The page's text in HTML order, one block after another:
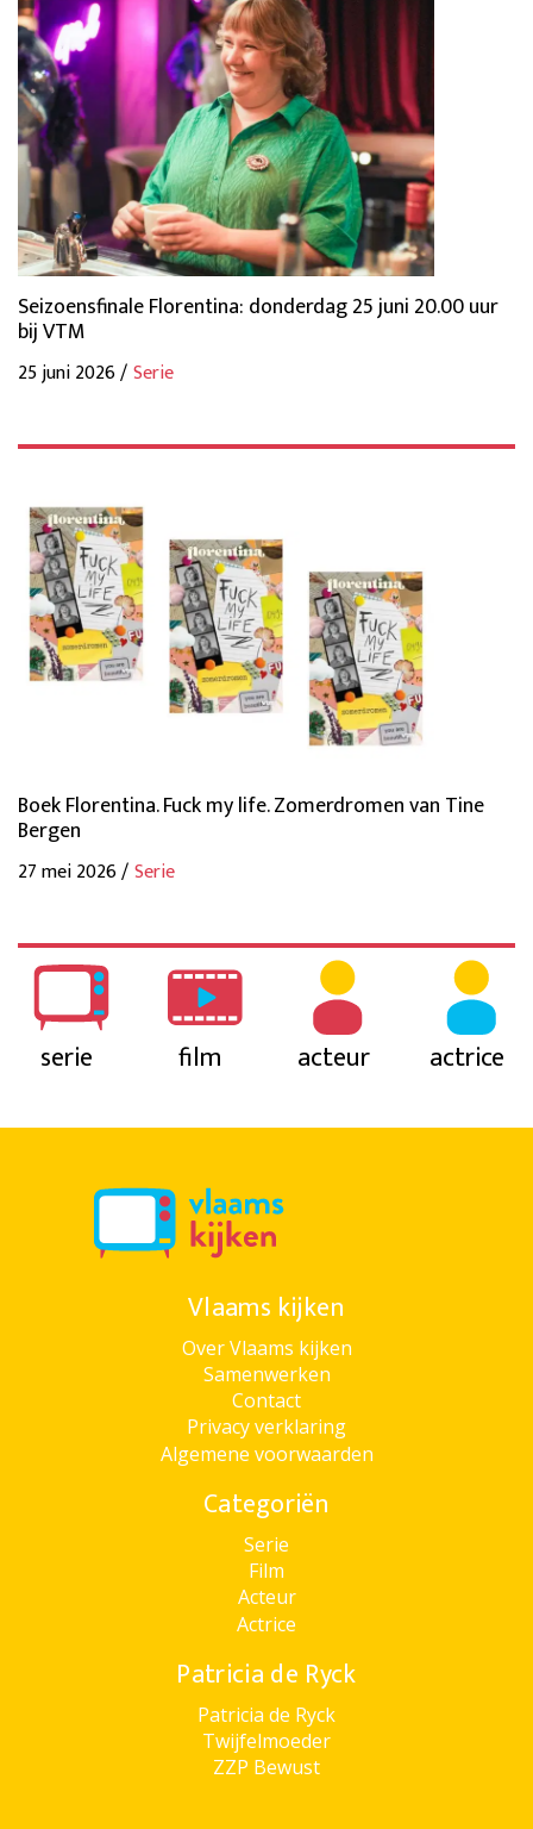
Seizoensfinale Florentina: donderdag 25 juni 20.00 uur
bij VTM
25 juni 2026 /Serie
Boek Florentina. Fuck my life. Zomerdromen van Tine
Bergen
27 mei 2026 /Serie
serie film acteur actrice
Vlaams kijken
Over Vlaams kijken
Samenwerken
Contact
Privacy verklaring
Algemene voorwaarden
Categoriën
Serie
Film
Acteur
Actrice
Patricia de Ryck
Patricia de Ryck
Twijfelmoeder
ZZP Bewust